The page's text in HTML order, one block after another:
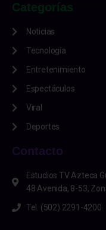
Categorías
Noticias
Tecnología
Entretenimiento
Espectáculos
Viral
Deportes
Contacto
Estudios TV Azteca
48 Avenida, 8-53,
Tel. (502) 2291-4200